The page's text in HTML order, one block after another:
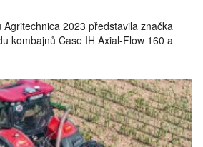
Agritechnica 2023 představila značka
kombajnů Case IH Axial-Flow 160 a